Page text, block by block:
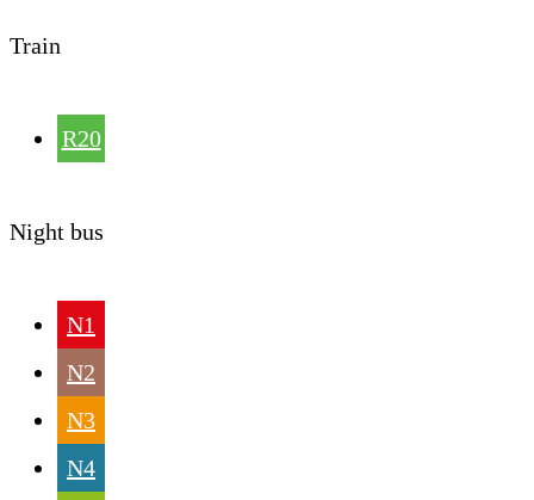
Train
R20
Night bus
N1
N2
N3
N4